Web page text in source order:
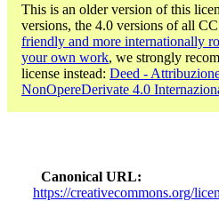
This is an older version of this
versions, the 4.0 versions of all
friendly and more internationally
your own work, we strongly
license instead: Deed -
NonOpereDerivate 4.0
Canonical URL
https://creativecommons.org/